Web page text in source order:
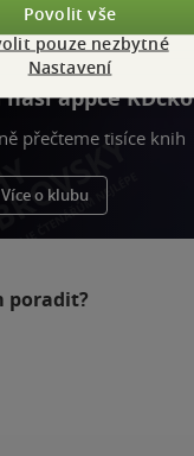
klubové výhody
appce KDčko
přečteme tisíce knih
Více o klubu
poradit?
Povolit vše
pouze nezbytné
Nastavení